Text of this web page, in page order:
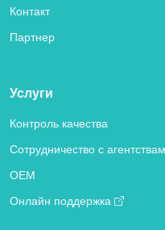
Контакт
Партнер
Услуги
Контроль качества
Сотрудничество с
OEM
Онлайн поддержка